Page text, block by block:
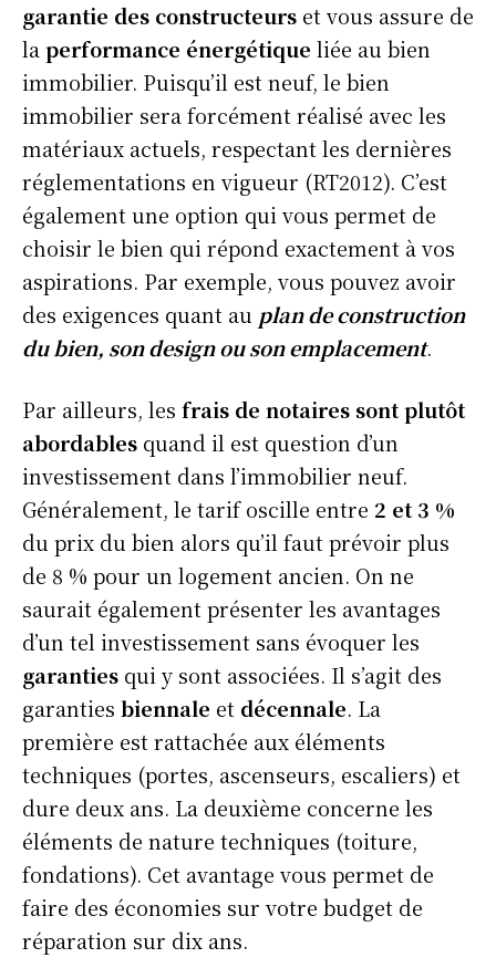
garantie des constructeurs et vous assure de
la performance énergétique liée au bien
immobilier. Puisqu’il est neuf, le bien
immobilier sera forcément réalisé avec les
matériaux actuels, respectant les dernières
réglementations en vigueur (RT2012). C’est
également une option qui vous permet de
choisir le bien qui répond exactement à vos
aspirations. Par exemple, vous pouvez avoir
des exigences quant au plan de construction
du bien, son design ou son emplacement.
Par ailleurs, les frais de notaires sont plutôt
abordables quand il est question d’un
investissement dans l’immobilier neuf.
Généralement, le tarif oscille entre 2 et 3 %
du prix du bien alors qu’il faut prévoir plus
de 8 % pour un logement ancien. On ne
saurait également présenter les avantages
d’un tel investissement sans évoquer les
garanties qui y sont associées. Il s’agit des
garanties biennale et décennale. La
première est rattachée aux éléments
techniques (portes, ascenseurs, escaliers) et
dure deux ans. La deuxième concerne les
éléments de nature techniques (toiture,
fondations). Cet avantage vous permet de
faire des économies sur votre budget de
réparation sur dix ans.